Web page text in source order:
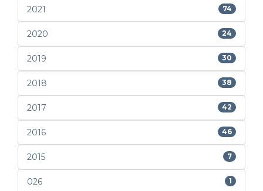
2021 74
2020 24
2019 30
2018 38
2017 42
2016 46
2015 7
026 1